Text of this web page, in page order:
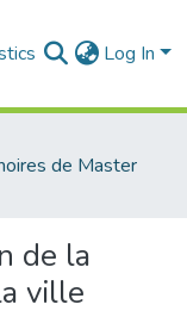
Log In
de Master
de la
ville